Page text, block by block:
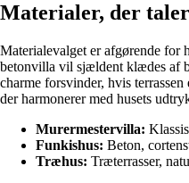
Materialer, der
Materialevalget er afgørende for
betonvilla vil sjældent klædes af
charme forsvinder, hvis
der harmonerer med husets
Murermestervilla:
Funkishus: Beton,
Træhus: Træterrasser,